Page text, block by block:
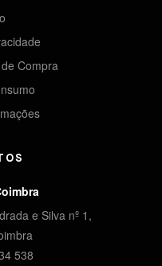
Compra
e Silva nº 1,
538